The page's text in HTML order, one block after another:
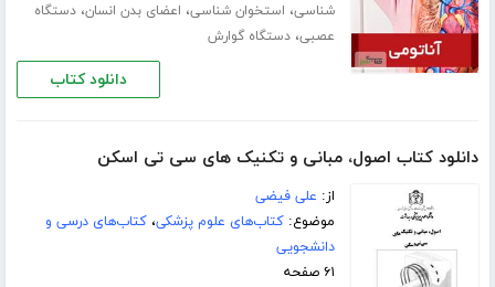
شناسی، استخوان شناسی، اعضای بدن انسان،دستگاه
عصبی،دستگاه گوارش
دانلود کتاب
دانلود کتاب اصول، مبانی و تکنیک های سی تی اسکن
از: علی فیضی
موضوع:کتاب‌های علوم پزشکی،کتاب‌های درسی و
دانشجویی
۶۱ صفحه